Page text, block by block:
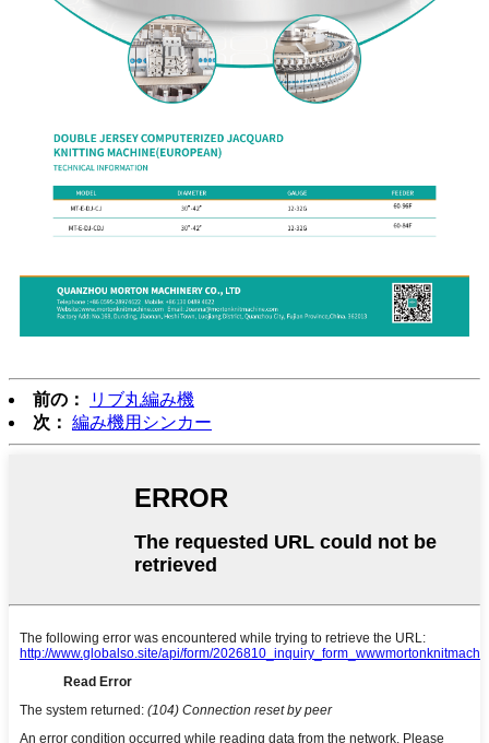
前の：
リブ丸編み機
次： 編み機用シンカー